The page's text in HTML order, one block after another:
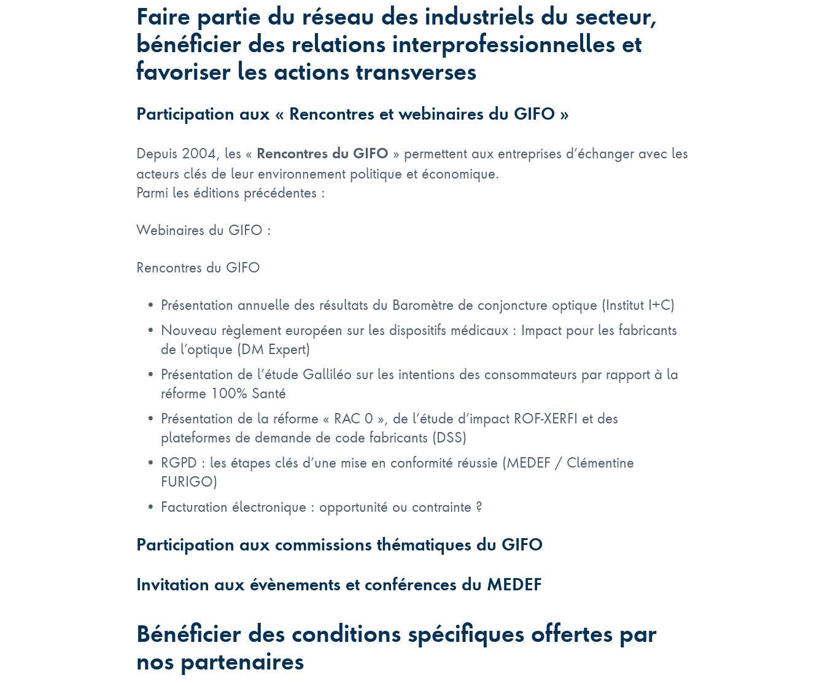
Faire partie du réseau des industriels du secteur,
bénéficier des relations interprofessionnelles et
favoriser les actions transverses
Participation aux « Rencontres et webinaires du GIFO »
Depuis 2004, les « Rencontres du GIFO » permettent aux entreprises d’échanger avec les
acteurs clés de leur environnement politique et économique.
Parmi les éditions précédentes :
Webinaires du GIFO :
Rencontres du GIFO
Présentation annuelle des résultats du Baromètre de conjoncture optique (Institut I+C)
Nouveau règlement européen sur les dispositifs médicaux : Impact pour les fabricants
de l’optique (DM Expert)
Présentation de l’étude Galliléo sur les intentions des consommateurs par rapport à la
réforme 100% Santé
Présentation de la réforme « RAC 0 », de l’étude d’impact ROF-XERFI et des
plateformes de demande de code fabricants (DSS)
RGPD : les étapes clés d’une mise en conformité réussie (MEDEF / Clémentine
FURIGO)
Facturation électronique : opportunité ou contrainte ?
Participation aux commissions thématiques du GIFO
Invitation aux évènements et conférences du MEDEF
Bénéficier des conditions spécifiques offertes par
nos partenaires